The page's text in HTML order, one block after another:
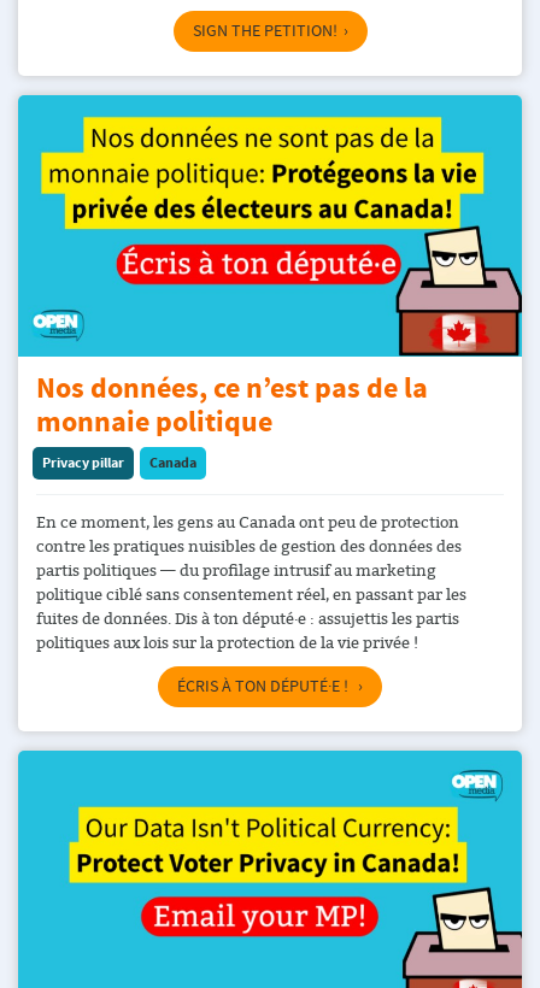
SIGN THE PETITION!
Nos données, ce n’est pas de la
monnaie politique
Privacy pillar Canada
En ce moment, les gens au Canada ont peu de protection
contre les pratiques nuisibles de gestion des données des
partis politiques — du profilage intrusif au marketing
politique ciblé sans consentement réel, en passant par les
fuites de données. Dis à ton député·e : assujettis les partis
politiques aux lois sur la protection de la vie privée !
ÉCRIS À TON DÉPUTÉ·E !